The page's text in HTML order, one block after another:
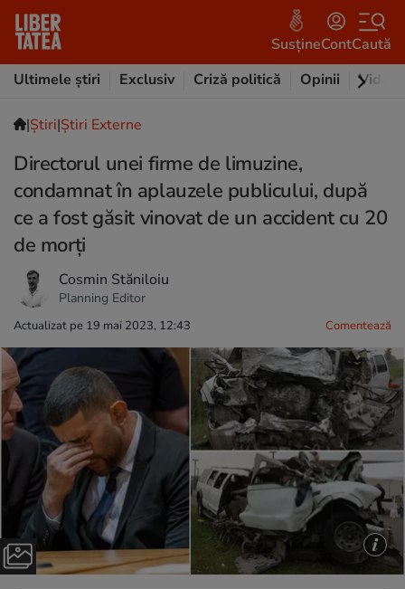
SusțineContCaută
Ultimele știri
Exclusiv Criză politică Opinii Video
|Ştiri|Știri Externe
Directorul unei firme de limuzine,
condamnat în aplauzele publicului, după
ce a fost găsit vinovat de un accident cu 20
de morți
Cosmin Stăniloiu
Planning Editor
Actualizat pe 19 mai 2023, 12:43 Comentează